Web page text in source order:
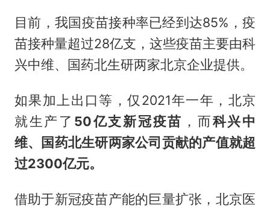
目前，我国疫苗接种率已经到达85%，疫
苗接种量超过28亿支，这些疫苗主要由科
兴中维、国药北生研两家北京企业提供。
如果加上出口等，仅2021年一年，北京
就生产了 50亿支新冠疫苗 ，而科兴中
维、国药北生研两家公司贡献的产值就超
过2300亿元。
借助于新冠疫苗产能的巨量扩张，北京医